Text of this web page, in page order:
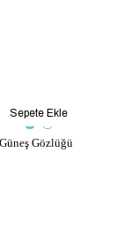
Gözlüğü
Sepete Ekle